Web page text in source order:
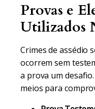
Provas e
Utilizados
Crimes de assédio
ocorrem sem
a prova um
meios para